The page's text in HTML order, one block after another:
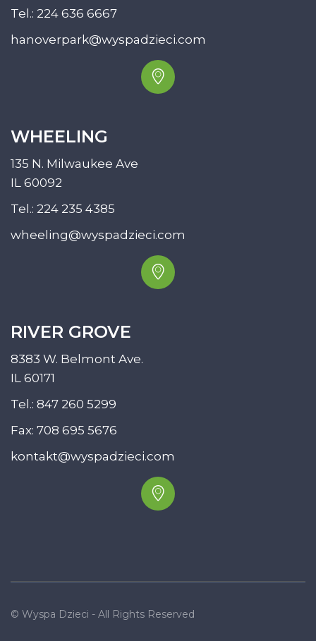
Tel.: 224 636 6667
hanoverpark@wyspadzieci.com
WHEELING
135 N. Milwaukee Ave
IL 60092
Tel.: 224 235 4385
wheeling@wyspadzieci.com
RIVER GROVE
8383 W. Belmont Ave.
IL 60171
Tel.: 847 260 5299
Fax: 708 695 5676
kontakt@wyspadzieci.com
© Wyspa Dzieci - All Rights Reserved